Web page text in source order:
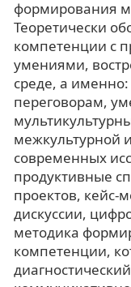
формирования
Теоретически
компетенции с
умениями,
среде, а
переговорам,
межкультурной
современных
продуктивные
проектов, кейс-
дискуссии,
методика
компетенции,